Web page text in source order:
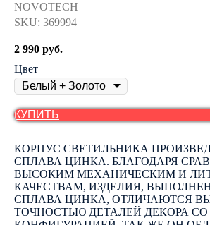
NOVOTECH
SKU: 369994
2 990 руб.
Цвет
КУПИТЬ
КОРПУС СВЕТИЛЬНИКА
СПЛАВА ЦИНКА. БЛАГОДАРЯ
ВЫСОКИМ МЕХАНИЧЕСКИМ И
КАЧЕСТВАМ, ИЗДЕЛИЯ,
СПЛАВА ЦИНКА, ОТЛИЧАЮТСЯ
ТОЧНОСТЬЮ ДЕТАЛЕЙ ДЕКОРА